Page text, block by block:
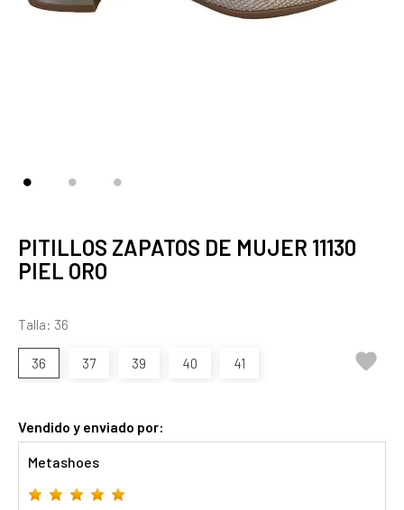
PITILLOS ZAPATOS DE MUJER 11130
PIEL ORO
Talla: 36
36 37 39 40 41 
Vendido y enviado por:
Metashoes